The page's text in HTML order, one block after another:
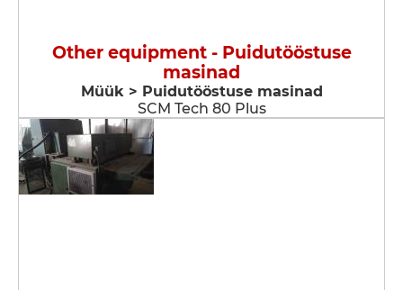
Other equipment - Puidutööstuse
masinad
Müük > Puidutööstuse masinad
SCM Tech 80 Plus